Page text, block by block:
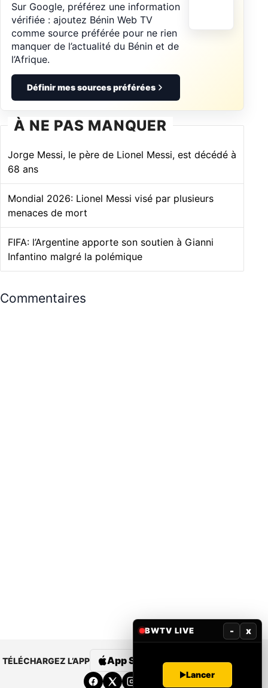
Sur Google, préférez une information
vérifiée : ajoutez Bénin Web TV
comme source préférée pour ne rien
manquer de l’actualité du Bénin et de
l’Afrique.
Définir mes sources préférées
À NE PAS MANQUER
Jorge Messi, le père de Lionel Messi, est décédé à
68 ans
Mondial 2026: Lionel Messi visé par plusieurs
menaces de mort
FIFA: l’Argentine apporte son soutien à Gianni
Infantino malgré la polémique
Commentaires
TÉLÉCHARGEZ L’APP App Store Google Play
BWTV LIVE - x
Lancer